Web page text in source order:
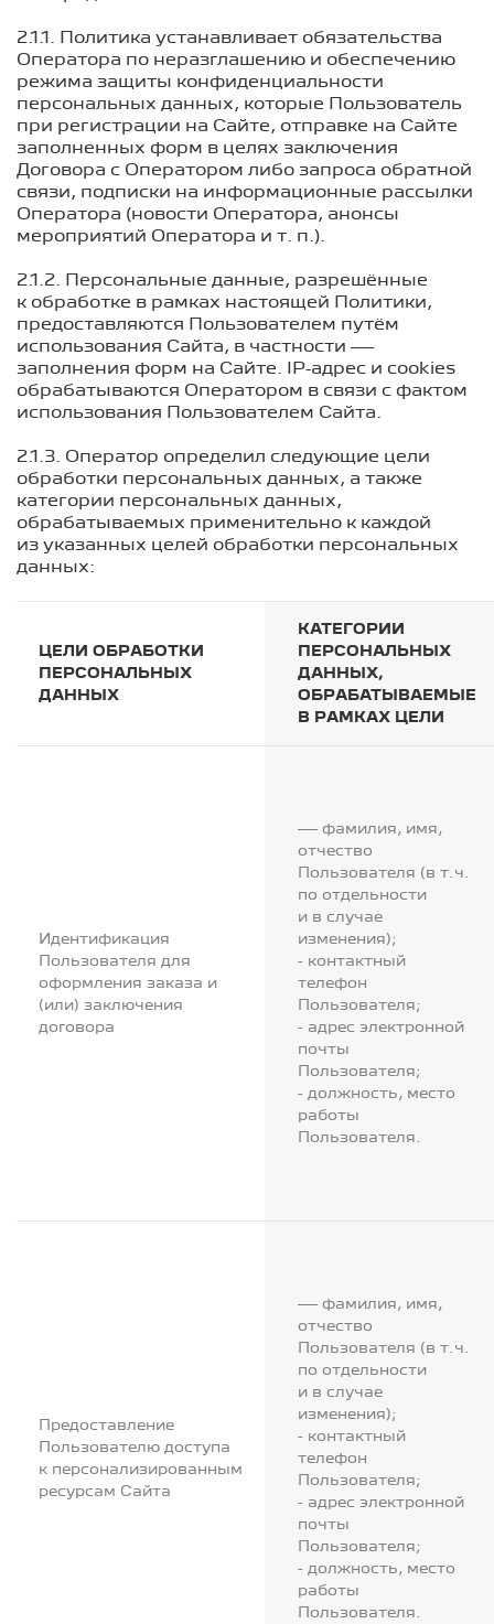
2.1.1. Политика устанавливает обязательства
Оператора по неразглашению и обеспечению
режима защиты конфиденциальности
персональных данных, которые Пользователь
при регистрации на Сайте, отправке на Сайте
заполненных форм в целях заключения
Договора с Оператором либо запроса обратной
связи, подписки на информационные рассылки
Оператора (новости Оператора, анонсы
мероприятий Оператора и т. п. ).
2.1.2. Персональные данные, разрешённые
к обработке в рамках настоящей Политики,
предоставляются Пользователем путём
использования Сайта, в частности —
заполнения форм на Сайте. IP-адрес и cookies
обрабатываются Оператором в связи с фактом
использования Пользователем Сайта.
2.1.3. Оператор определил следующие цели
обработки персональных данных, а также
категории персональных данных,
обрабатываемых применительно к каждой
из указанных целей обработки персональных
данных:
ЦЕЛИ ОБРАБОТКИ
ПЕРСОНАЛЬНЫХ
ДАННЫХ
КАТЕГОРИИ
ПЕРСОНАЛЬНЫХ
ДАННЫХ,
ОБРАБАТЫВАЕМЫЕ
В РАМКАХ ЦЕЛИ
Идентификация
Пользователя для
оформления заказа и
(или) заключения
договора
— фамилия, имя,
отчество
Пользователя (в т.ч.
по отдельности
и в случае
изменения);
- контактный
телефон
Пользователя;
- адрес электронной
почты
Пользователя;
- должность, место
работы
Пользователя.
Предоставление
Пользователю доступа
к персонализированным
ресурсам Сайта
— фамилия, имя,
отчество
Пользователя (в т.ч.
по отдельности
и в случае
изменения);
- контактный
телефон
Пользователя;
- адрес электронной
почты
Пользователя;
- должность, место
работы
Пользователя.